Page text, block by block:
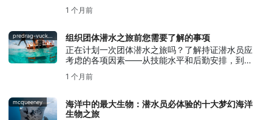
1 个月前
predrag-vuckovic
组织团体潜水之旅前您需要了解的事项
正在计划一次团体潜水之旅吗？了解持证潜水员应
考虑的各项因素——从技能水平和后勤安排，到安
全规划和沟通。
1 个月前
mcqueeney
海洋中的最大生物：潜水员必体验的十大梦幻海洋
生物之旅